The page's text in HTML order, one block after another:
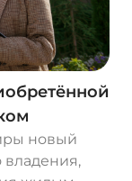
новый
владения,